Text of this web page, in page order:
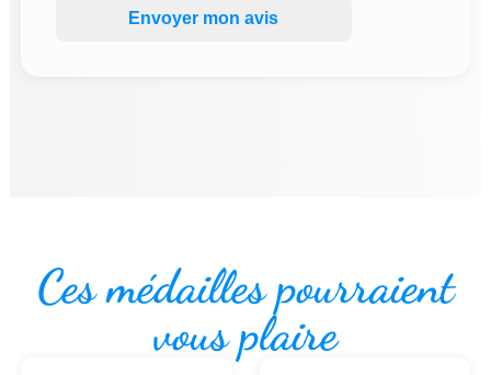
Envoyer mon avis
Ces médailles pourraient
vous plaire